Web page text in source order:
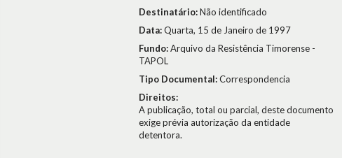
Destinatário:Não identificado
Data:Quarta, 15 de Janeiro de 1997
Fundo:Arquivo da Resistência Timorense -
TAPOL
Tipo Documental:Correspondencia
Direitos:
A publicação, total ou parcial, deste documento
exige prévia autorização da entidade
detentora.